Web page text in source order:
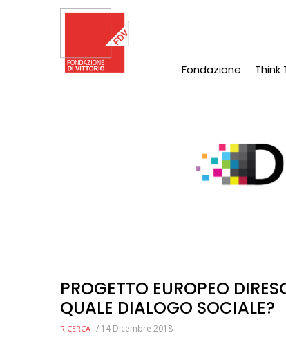
Fondazione Think
PROGETTO EUROPEO
QUALE DIALOGO SOCIALE?
RICERCA / 14 Dicembre 2018